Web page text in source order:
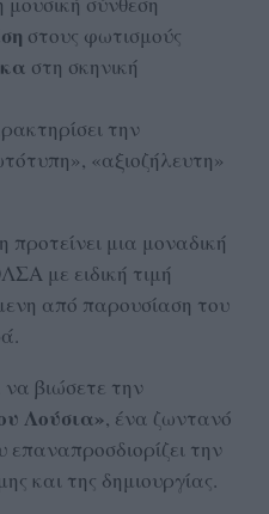
στους φωτισμούς
στη σκηνική
την
«αξιοζήλευτη»
μια μοναδική
με ειδική τιμή
από παρουσίαση του
βιώσετε την
Λούσια», ένα ζωντανό
επαναπροσδιορίζει την
και της δημιουργίας.